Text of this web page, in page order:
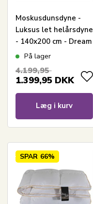
Moskusdunsdyne -
Luksus let helårsdyne
- 140x200 cm - Dream
By Borg - Prinsessen
På lager
4.199,95
1.399,95 DKK
Læg i kurv
SPAR 66%